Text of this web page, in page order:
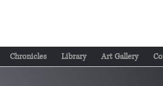
Chronicles Library Art Gallery